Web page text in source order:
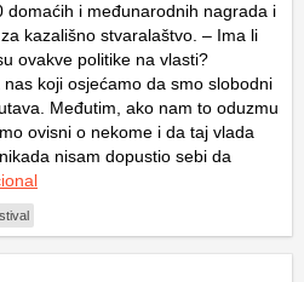
domaćih i međunarodnih nagrada i
kazališno stvaralaštvo. – Ima li
ovakve politike na vlasti?
koji osjećamo da smo slobodni
Međutim, ako nam to oduzmu
ovisni o nekome i da taj vlada
nisam dopustio sebi da